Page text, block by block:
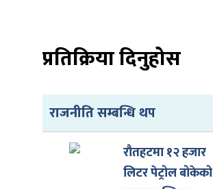
प्रतिक्रिया दिनुहोस
राजनीति सम्बन्धि थप
रौतहटमा १२ हजार
लिटर पेट्रोल बोकेको